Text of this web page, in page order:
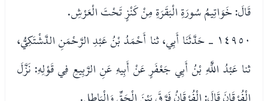
قَالَ: خَوَاتِيمُ سُورَةِ الْبَقَرَةِ مِنْ كَنْزٍ تَحْتَ الْعَرْشِ.
١٤٩٥٠ - حَدَّثَنَا أَبِي، ثنا أَحْمَدُ بْنُ عَبْدِ الرَّحْمَنِ الدَّشْتَكِيُّ،
ثنا عَبْدُ اللَّهِ بْنُ أَبِي جَعْفَرٍ عَنْ أَبِيهِ عَنِ الرَّبِيعِ فِي قَوْلِهِ: نَزَّلَ